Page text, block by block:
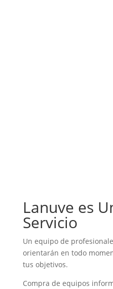
Lanuve es
Servicio
Un equipo de
orientarán en todo
tus objetivos.
Compra de equipos